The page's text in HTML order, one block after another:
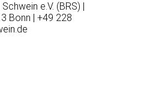
e.V. (BRS) |
Bonn | +49 228